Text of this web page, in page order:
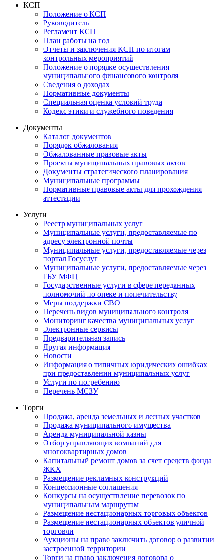
КСП
Положение о КСП
Руководитель
Регламент КСП
План работы на год
Отчеты и заключения КСП по итогам
контрольных мероприятий
Положение о порядке осуществления
муниципального финансового контроля
Сведения о доходах
Нормативные документы
Специальная оценка условий труда
Кодекс этики и служебного поведения
Документы
Каталог документов
Порядок обжалования
Обжалованные правовые акты
Проекты муниципальных правовых актов
Документы стратегического планирования
Муниципальные программы
Нормативные правовые акты для прохождения
аттестации
Услуги
Реестр муниципальных услуг
Муниципальные услуги, предоставляемые по
адресу электронной почты
Муниципальные услуги, предоставляемые через
портал Госуслуг
Муниципальные услуги, предоставляемые через
ГБУ МФЦ
Государственные услуги в сфере переданных
полномочий по опеке и попечительству
Меры поддержки СВО
Перечень видов муниципального контроля
Мониторинг качества муниципальных услуг
Электронные сервисы
Предварительная запись
Другая информация
Новости
Информация о типичных юридических ошибках
при предоставлении муниципальных услуг
Услуги по погребению
Перечень МСЗУ
Торги
Продажа, аренда земельных и лесных участков
Продажа муниципального имущества
Аренда муниципальной казны
Отбор управляющих компаний для
многоквартирных домов
Капитальный ремонт домов за счет средств фонда
ЖКХ
Размещение рекламных конструкций
Концессионные соглашения
Конкурсы на осуществление перевозок по
муниципальным маршрутам
Размещение нестационарных торговых объектов
Размещение нестационарных объектов уличной
торговли
Аукционы на право заключить договор о развитии
застроенной территории
Торги на право заключения договора о